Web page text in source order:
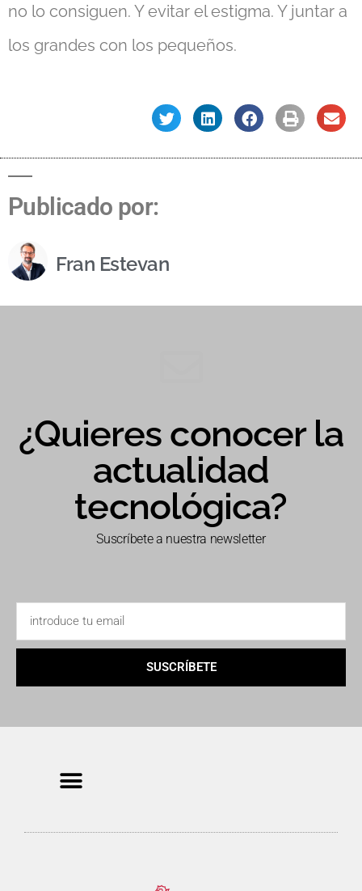
no lo consiguen. Y evitar el estigma. Y juntar a
los grandes con los pequeños.
Publicado por:
Fran Estevan
¿Quieres conocer la
actualidad
tecnológica?
Suscríbete a nuestra newsletter
SUSCRÍBETE